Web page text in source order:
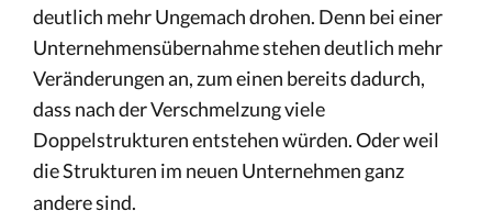
deutlich mehr Ungemach drohen. Denn bei einer
Unternehmensübernahme stehen deutlich mehr
Veränderungen an, zum einen bereits dadurch,
dass nach der Verschmelzung viele
Doppelstrukturen entstehen würden. Oder weil
die Strukturen im neuen Unternehmen ganz
andere sind.